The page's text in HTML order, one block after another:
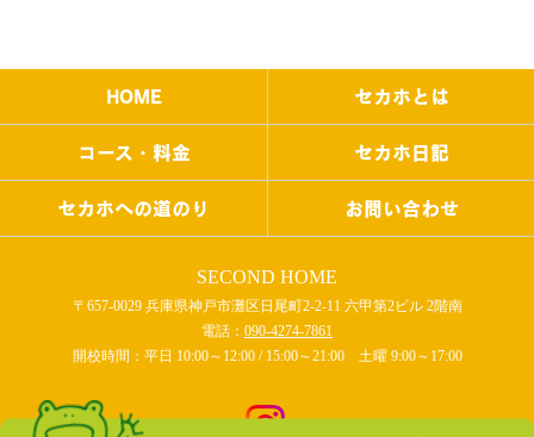
HOME セカホとは
コース・料金 セカホ日記
セカホへの道のり お問い合わせ
SECOND HOME
〒657-0029 兵庫県神戸市灘区日尾町2-2-11 六甲第2ビル 2階南
電話： 090-4274-7861
開校時間：平日 10:00～12:00 / 15:00～21:00 土曜 9:00～17:00